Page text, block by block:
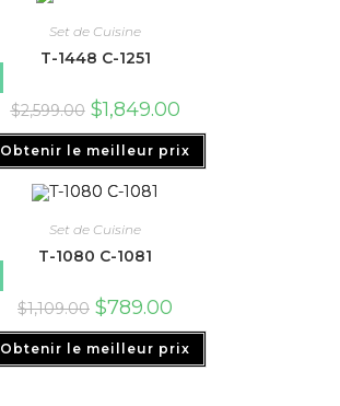
Set de Cuisine
T-1448 C-1251
$2,599.00 $1,849.00
Obtenir le meilleur prix
Set de Cuisine
T-1080 C-1081
$1,109.00 $789.00
Obtenir le meilleur prix